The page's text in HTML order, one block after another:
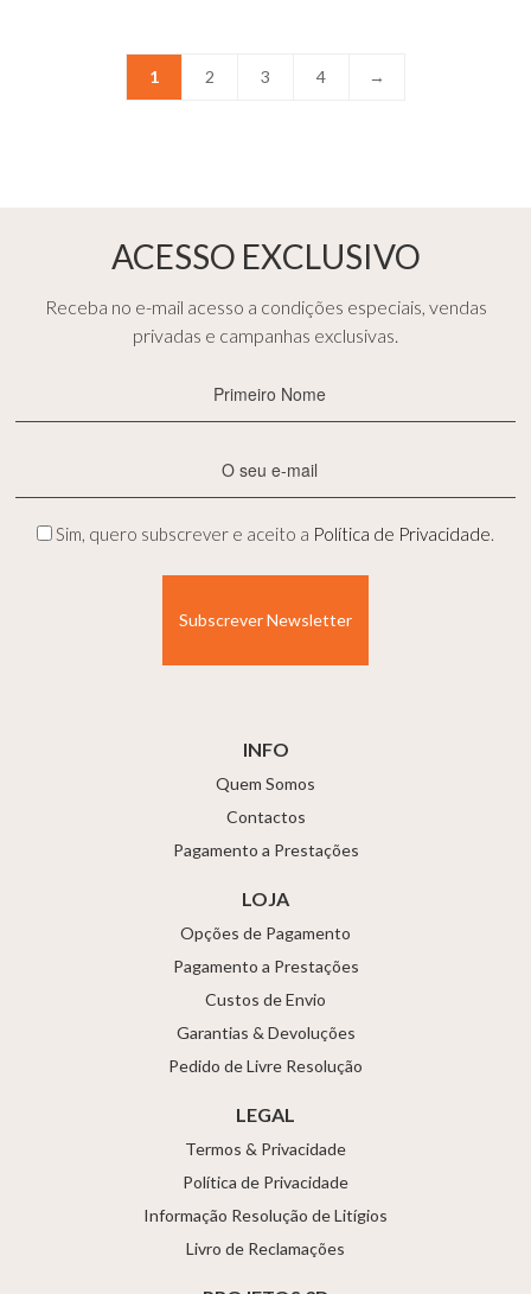
1 2 3 4 →
ACESSO EXCLUSIVO
Receba no e-mail acesso a condições especiais, vendas
privadas e campanhas exclusivas.
Nome
mail
Privacidade
Sim, quero subscrever e aceito a Política de Privacidade.
INFO
Quem Somos
Contactos
Pagamento a Prestações
LOJA
Opções de Pagamento
Pagamento a Prestações
Custos de Envio
Garantias & Devoluções
Pedido de Livre Resolução
LEGAL
Termos & Privacidade
Política de Privacidade
Informação Resolução de Litígios
Livro de Reclamações